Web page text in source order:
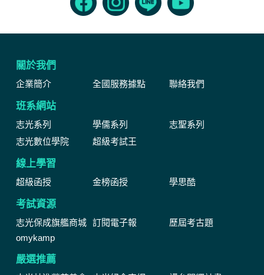
關於我們
企業簡介 全國服務據點 聯絡我們
班系網站
志光系列 學儒系列
志聖系列
志光數位學院
超級考試王
線上學習
超級函授 金榜函授 學思酷
考試資源
志光保成旗艦商城 訂閱電子報
歷屆考古題
omykamp
嚴選推薦